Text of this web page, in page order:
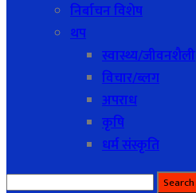
निर्बाचन विशेष
थप
स्वास्थ्य/जीवनशैली
विचार/ब्लग
अपराध
कृषि
धर्म संस्कृति